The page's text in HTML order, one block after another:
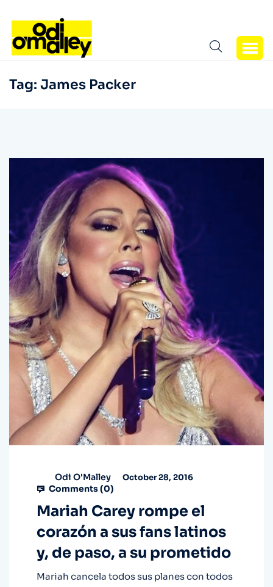
Tag: James Packer
Odi O'Malley October 28, 2016
Comments (0)
Mariah Carey rompe el
corazón a sus fans latinos
y, de paso, a su prometido
Mariah cancela todos sus planes con todos